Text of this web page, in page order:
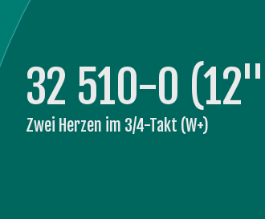
32 510-0
Zwei Herzen im 3/4-Takt (W+)